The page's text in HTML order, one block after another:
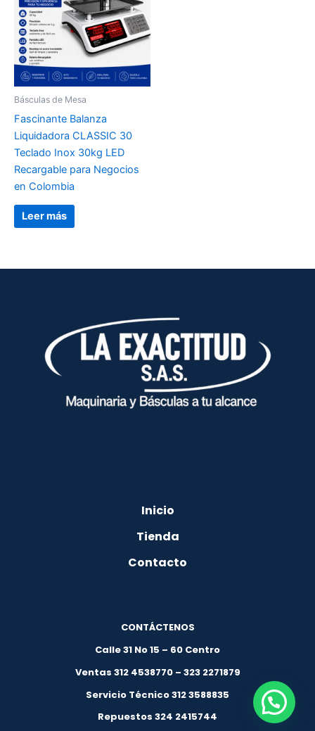
Básculas de Mesa
Fascinante Balanza
Liquidadora CLASSIC 30
Teclado Inox 30kg LED
Recargable para Negocios
en Colombia
Leer más
Inicio
Tienda
Contacto
CONTÁCTENOS
Calle 31 No 15 – 60 Centro
Ventas 312 4538770 – 323 2271879
Servicio Técnico 312 3588835
Repuestos 324 2415744